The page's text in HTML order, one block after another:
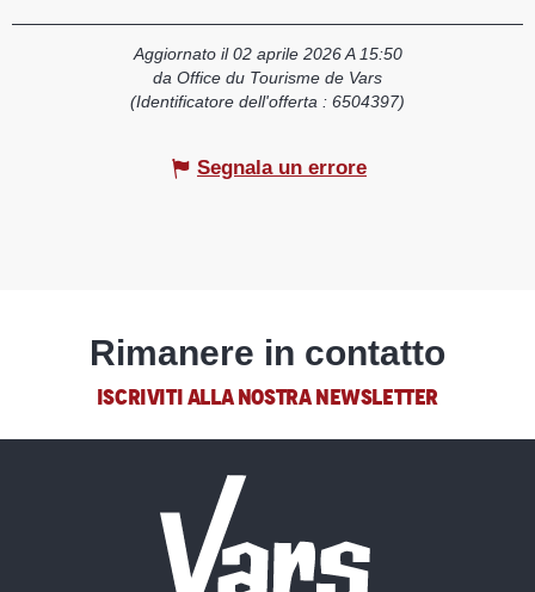
Aggiornato il 02 aprile 2026 A 15:50
da Office du Tourisme de Vars
(Identificatore dell'offerta : 6504397)
Segnala un errore
Rimanere in contatto
ISCRIVITI ALLA NOSTRA NEWSLETTER